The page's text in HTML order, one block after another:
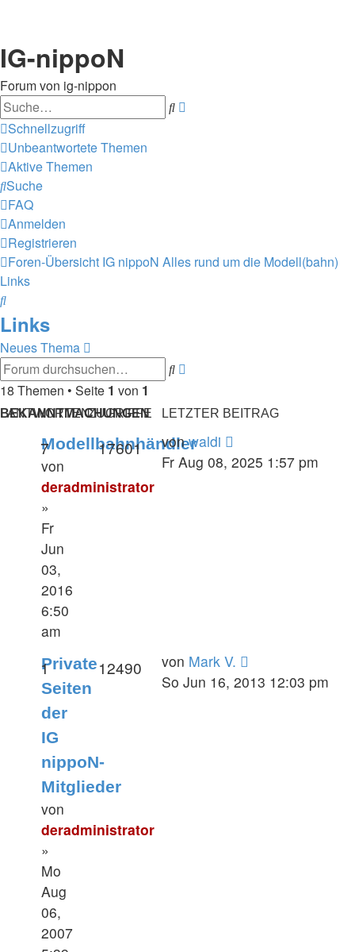
IG-nippoN
Forum von ig-nippon
Suche
Schnellzugriff
Unbeantwortete Themen
Aktive Themen
Suche
FAQ
Anmelden
Registrieren
Foren-Übersicht IG nippoN Alles rund um die Modell(bahn)
Links
Suche
Links
Neues Thema
Suche
18 Themen • Seite 1 von 1
BEKANNTMACHUNGEN
ANTWORTENZUGRIFFE LETZTER BEITRAG
Modellbahnhändler
von
deradministrator
»
Fr
Jun
03,
2016
6:50
am
7 17601 vonwaldi
Fr Aug 08, 2025 1:57 pm
Private
Seiten
der
IG
nippoN-
Mitglieder
von
deradministrator
»
Mo
Aug
06,
2007
1 12490 von Mark V.
So Jun 16, 2013 12:03 pm